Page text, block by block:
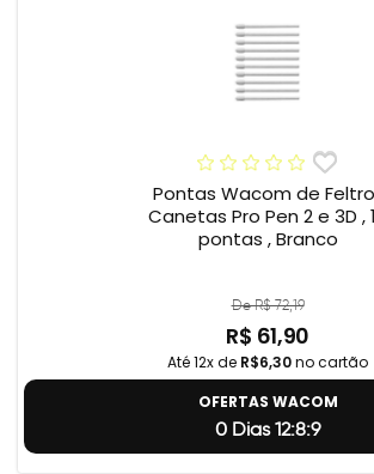
Pontas Wacom de
Canetas Pro Pen 2 e 3D ,
pontas , Branco
De R$ 72,19
R$ 61,90
Até 12x de R$6,30no cartão
OFERTAS WACOM
0 Dias 12:8:8